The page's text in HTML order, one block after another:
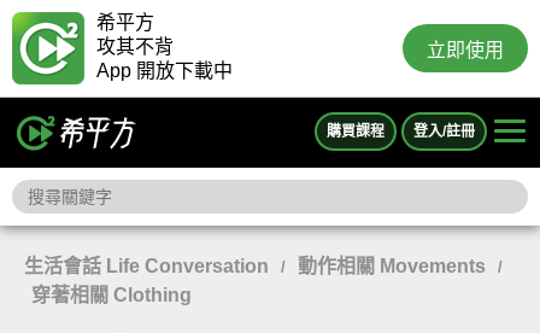
希平方
攻其不背
App 開放下載中
立即使用
購買課程 登入/註冊
生活會話 Life Conversation / 動作相關 Movements /
穿著相關 Clothing